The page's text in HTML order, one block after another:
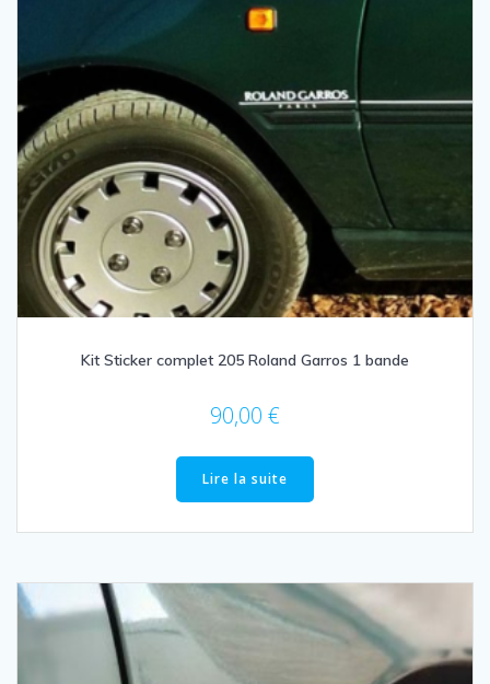
Kit Sticker complet 205 Roland Garros 1 bande
90,00 €
Lire la suite